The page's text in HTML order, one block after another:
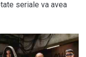
seriale va avea